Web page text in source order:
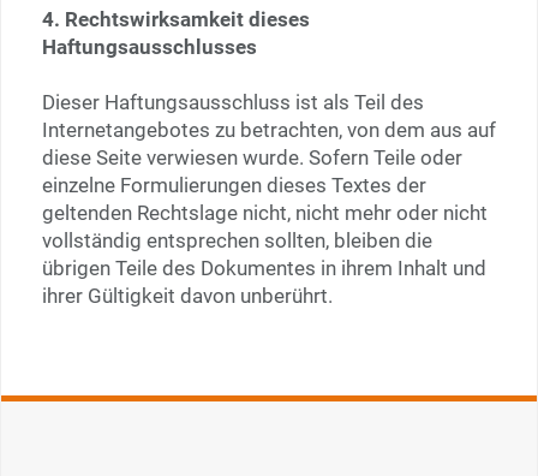
4. Rechtswirksamkeit dieses
Haftungsausschlusses
Dieser Haftungsausschluss ist als Teil des
Internetangebotes zu betrachten, von dem aus auf
diese Seite verwiesen wurde. Sofern Teile oder
einzelne Formulierungen dieses Textes der
geltenden Rechtslage nicht, nicht mehr oder nicht
vollständig entsprechen sollten, bleiben die
übrigen Teile des Dokumentes in ihrem Inhalt und
ihrer Gültigkeit davon unberührt.